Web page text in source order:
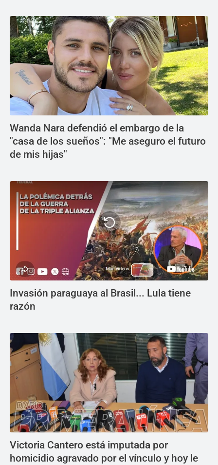
Wanda Nara defendió el embargo de la
"casa de los sueños": "Me aseguro el futuro
de mis hijas"
Invasión paraguaya al Brasil... Lula tiene
razón
Victoria Cantero está imputada por
homicidio agravado por el vínculo y hoy le